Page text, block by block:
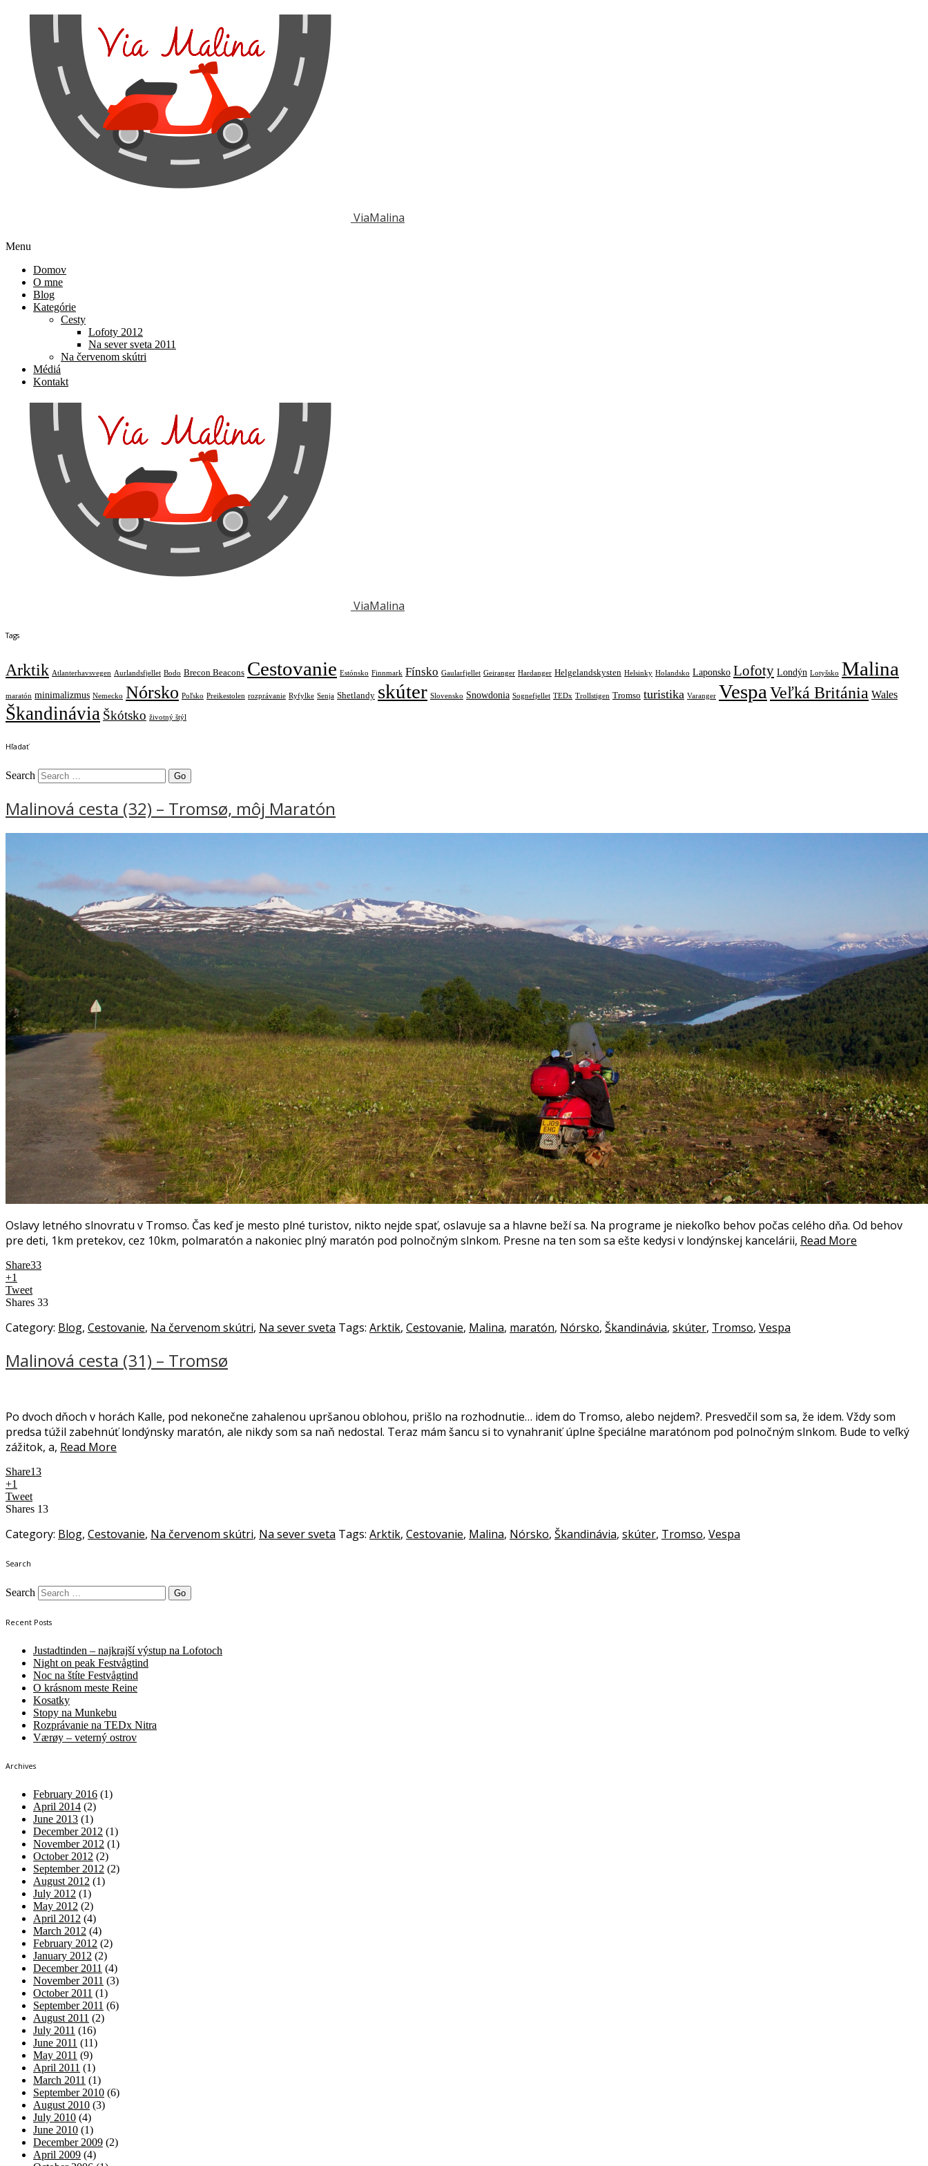
ViaMalina
Menu
Domov
O mne
Blog
Kategórie
Cesty
Lofoty 2012
Na sever sveta 2011
Na červenom skútri
Médiá
Kontakt
ViaMalina
Tags
Arktik Atlanterhavsvegen Aurlandsfjellet Bodo Brecon Beacons Cestovanie Estónsko Finnmark Fínsko Gaularfjellet Geiranger Hardanger Helgelandskysten Helsinky Holandsko Laponsko Lofoty Londýn Lotyšsko Malina
maratón minimalizmus Nemecko Nórsko Poľsko Preikestolen rozprávanie Ryfylke Senja Shetlandy skúter Slovensko Snowdonia Sognefjellet TEDx Trollstigen Tromso turistika Varanger Vespa Veľká Británia Wales
Škandinávia Škótsko životný štýl
Hľadať
Search
Malinová cesta (32) – Tromsø, môj Maratón
Oslavy letného slnovratu v Tromso. Čas keď je mesto plné turistov, nikto nejde spať, oslavuje sa a hlavne beží sa. Na programe je niekoľko behov počas celého dňa. Od behov
pre deti, 1km pretekov, cez 10km, polmaratón a nakoniec plný maratón pod polnočným slnkom. Presne na ten som sa ešte kedysi v londýnskej kancelárii, Read More
Share33
+1
Tweet
Shares 33
Category: Blog, Cestovanie, Na červenom skútri, Na sever sveta Tags: Arktik, Cestovanie, Malina, maratón, Nórsko, Škandinávia, skúter, Tromso, Vespa
Malinová cesta (31) – Tromsø
Po dvoch dňoch v horách Kalle, pod nekonečne zahalenou upršanou oblohou, prišlo na rozhodnutie… idem do Tromso, alebo nejdem?. Presvedčil som sa, že idem. Vždy som
predsa túžil zabehnúť londýnsky maratón, ale nikdy som sa naň nedostal. Teraz mám šancu si to vynahraniť úplne špeciálne maratónom pod polnočným slnkom. Bude to veľký
zážitok, a, Read More
Share13
+1
Tweet
Shares 13
Category: Blog, Cestovanie, Na červenom skútri, Na sever sveta Tags: Arktik, Cestovanie, Malina, Nórsko, Škandinávia, skúter, Tromso, Vespa
Search
Search
Recent Posts
Justadtinden – najkrajší výstup na Lofotoch
Night on peak Festvågtind
Noc na štíte Festvågtind
O krásnom meste Reine
Kosatky
Stopy na Munkebu
Rozprávanie na TEDx Nitra
Værøy – veterný ostrov
Archives
February 2016 (1)
April 2014 (2)
June 2013 (1)
December 2012 (1)
November 2012 (1)
October 2012 (2)
September 2012 (2)
August 2012 (1)
July 2012 (1)
May 2012 (2)
April 2012 (4)
March 2012 (4)
February 2012 (2)
January 2012 (2)
December 2011 (4)
November 2011 (3)
October 2011 (1)
September 2011 (6)
August 2011 (2)
July 2011 (16)
June 2011 (11)
May 2011 (9)
April 2011 (1)
March 2011 (1)
September 2010 (6)
August 2010 (3)
July 2010 (4)
June 2010 (1)
December 2009 (2)
April 2009 (4)